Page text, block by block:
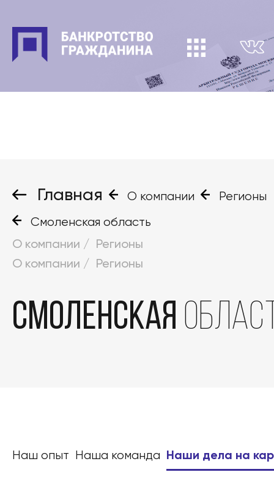
Главная О компании
Регионы
Смоленская область
О компании /
Регионы
О компании / Регионы
Смоленская
Наш опыт Наша команда Наши дела на